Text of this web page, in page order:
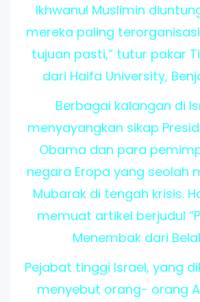
Ikhwanul Muslimin
mereka paling
tujuan pasti,” tutur pakar
dari Haifa University,
Berbagai kalangan di
menyayangkan sikap
Obama dan para
negara Eropa yang seolah
Mubarak di tengah krisis.
memuat artikel berjudul
Menembak dari
Pejabat tinggi Israel, yang
menyebut orang- orang